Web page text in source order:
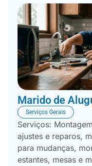
Marido de
Serviços Gerais
Serviços:
ajustes e reparos,
para mudanças,
estantes, mesas e